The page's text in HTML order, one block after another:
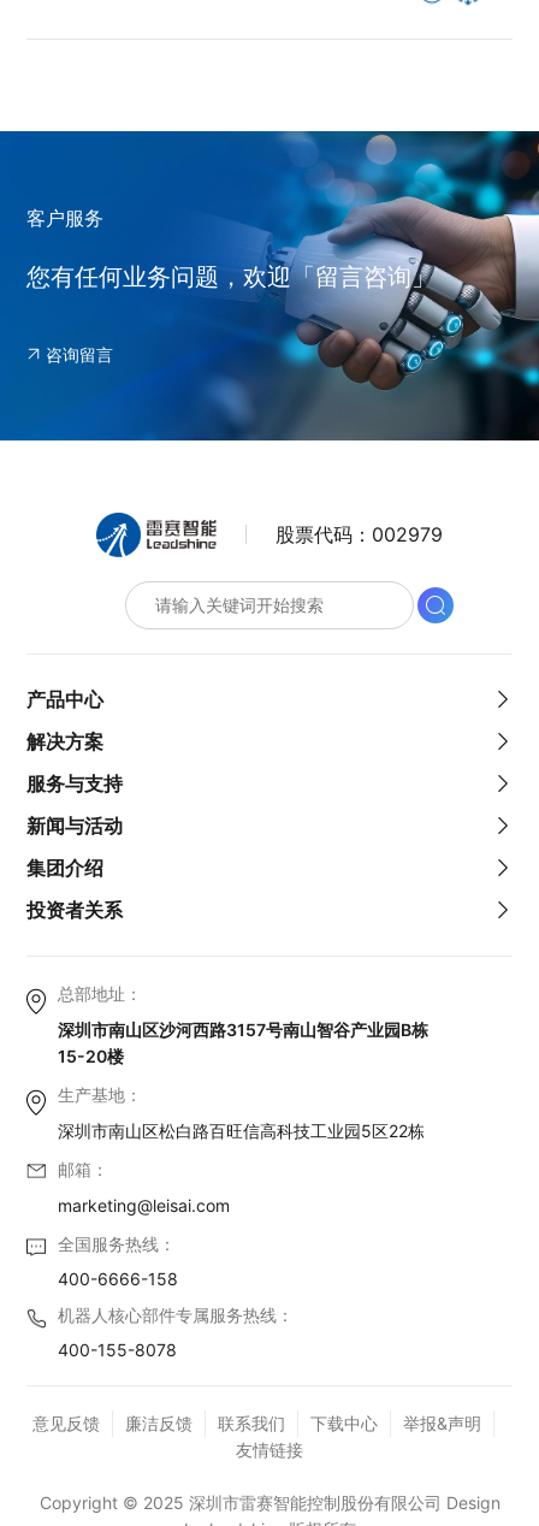
客户服务
您有任何业务问题，欢迎「留言咨询」
咨询留言
股票代码： 002979
总部地址：
深圳市南山区沙河西路3157号南山智谷产业园B栋
15-20楼
生产基地：
深圳市南山区松白路百旺信高科技工业园5区22栋
邮箱：
marketing@leisai.com
全国服务热线：
400-6666-158
机器人核心部件专属服务热线：
400-155-8078
产品中心
解决方案
服务与支持
新闻与活动
集团介绍
投资者关系
意见反馈 廉洁反馈 联系我们 下载中心
举报&声明
友情链接
Copyright © 2025 深圳市雷赛智能控制股份有限公司 Design